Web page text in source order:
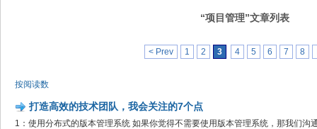
“项目管理”文章列表
< Prev 1 2 3 4 5 6 7 8
按阅读数
打造高效的技术团队，我会关注的7个点
1：使用分布式的版本管理系统 如果你觉得不需要使用版本管理系统，那我们沟